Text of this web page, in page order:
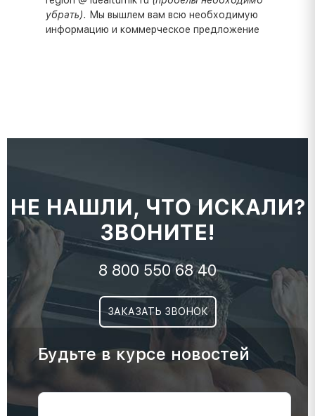
убрать). Мы вышлем вам всю необходимую
информацию и коммерческое предложение
НЕ НАШЛИ, ЧТО ИСКАЛИ?
ЗВОНИТЕ!
8 800 550 68 40
ЗАКАЗАТЬ ЗВОНОК
Будьте в курсе новостей